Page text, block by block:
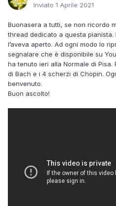
Inviato 1 Aprile 2021
Buonasera a tutti, se non ricordo
thread dedicato a questa
l’aveva aperto. Ad ogni modo lo
segnalare che è disponibile su
ha tenuto ieri alla Normale di
di Bach e i 4 scherzi di Chopin.
benvenuto.
Buon ascolto!